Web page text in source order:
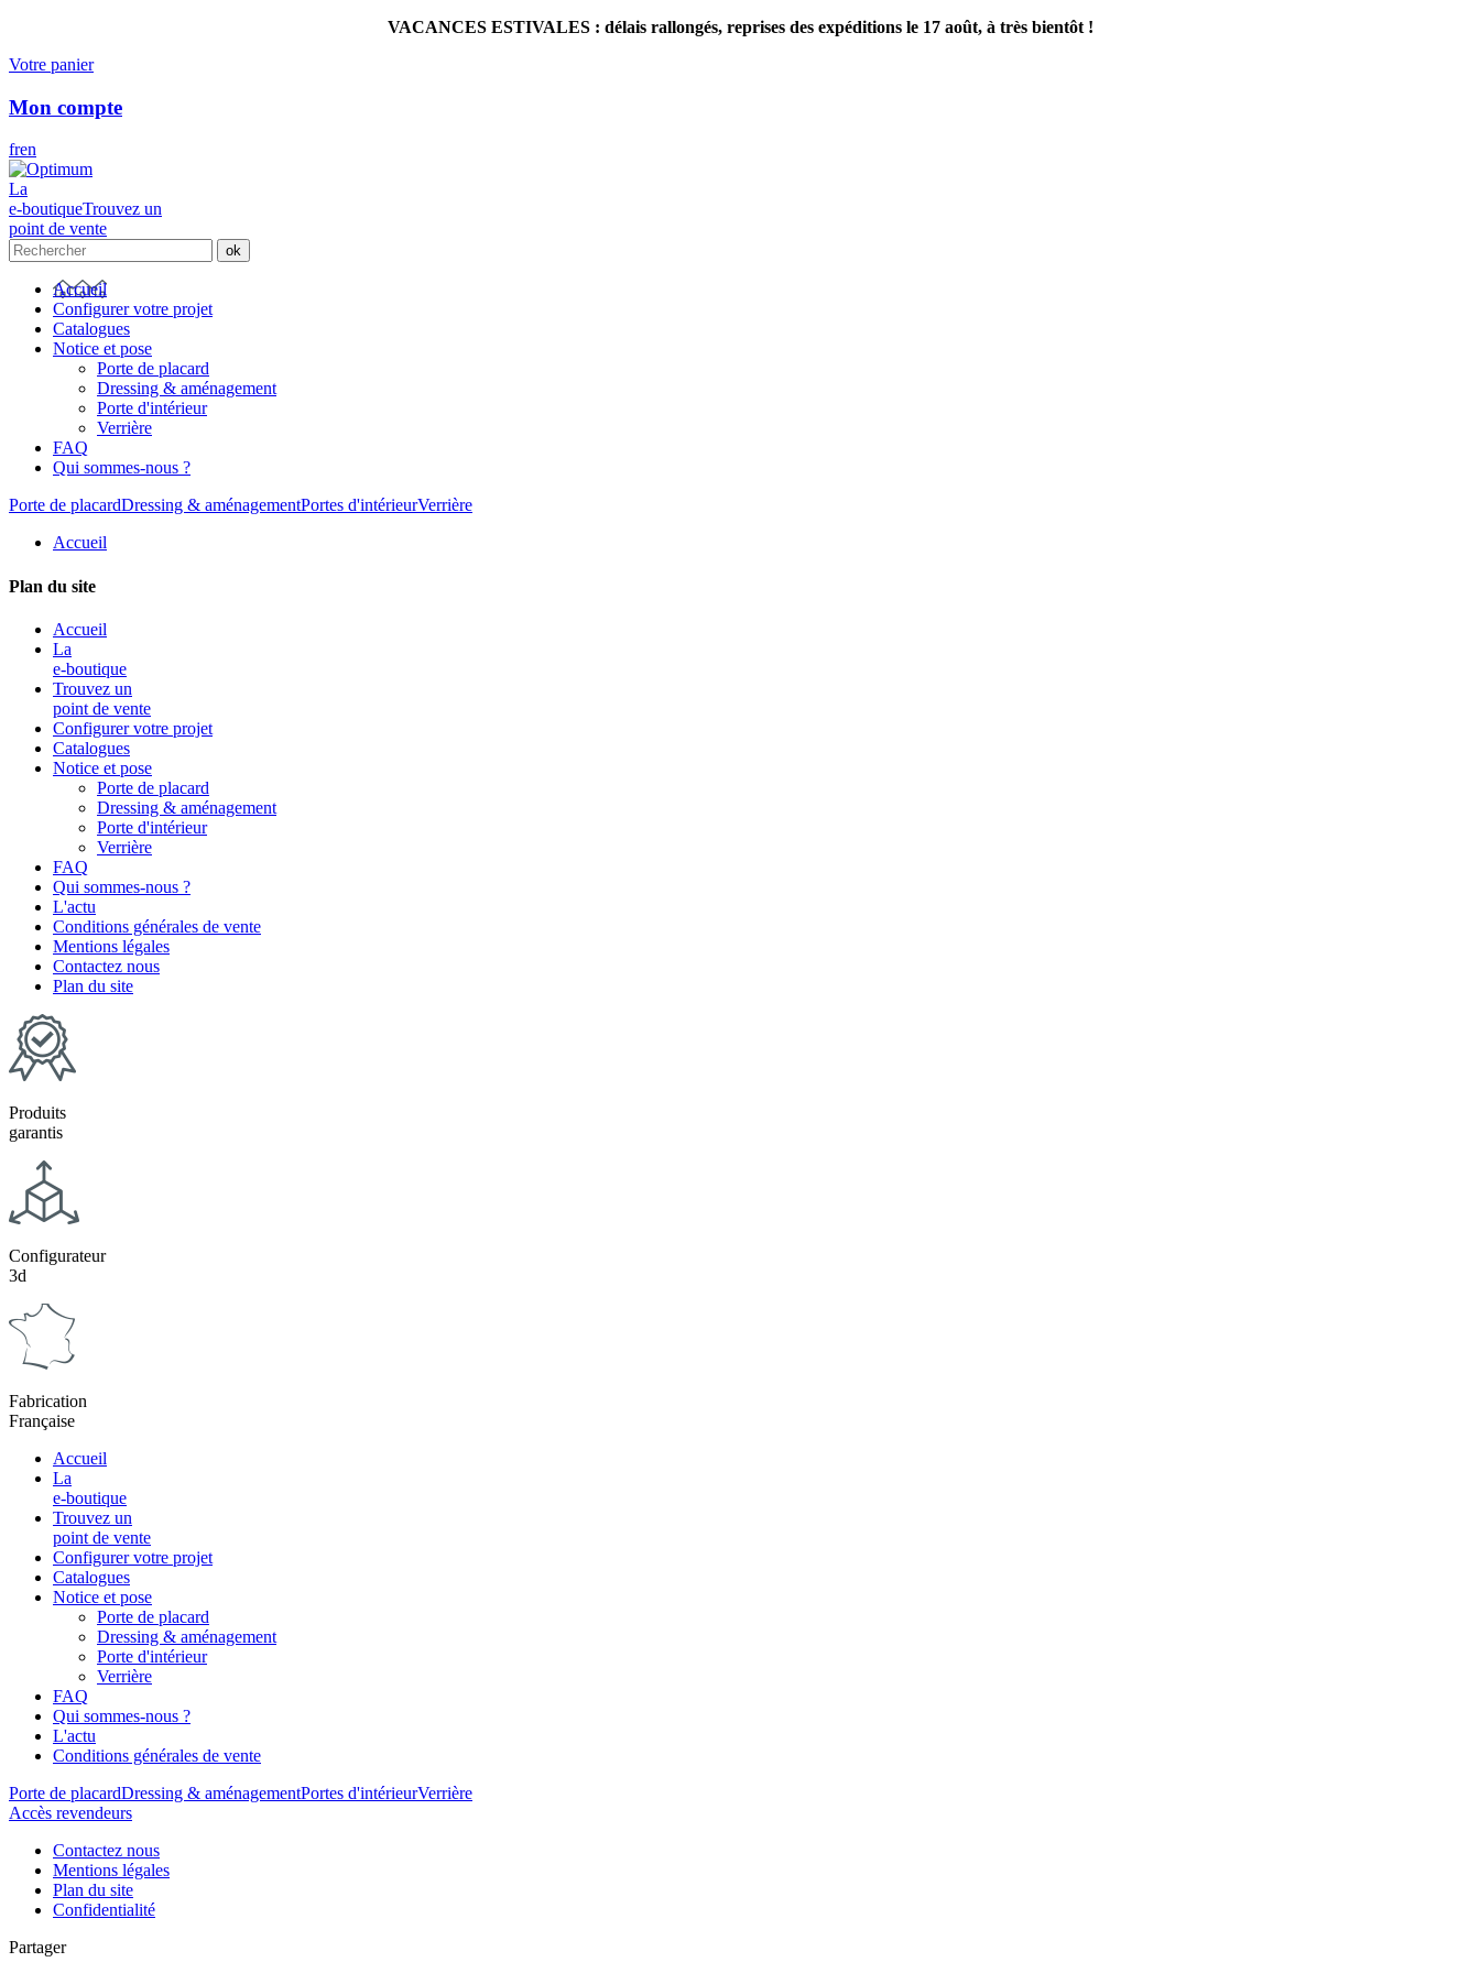
VACANCES ESTIVALES : délais rallongés, reprises des expéditions le 17 août, à très bientôt !
Votre panier
Mon compte
fren
La
e-boutiqueTrouvez un
point de vente
Accueil
Configurer votre projet
Catalogues
Notice et pose
Porte de placard
Dressing & aménagement
Porte d'intérieur
Verrière
FAQ
Qui sommes-nous ?
Porte de placardDressing & aménagementPortes d'intérieurVerrière
Accueil
Plan du site
Accueil
La
e-boutique
Trouvez un
point de vente
Configurer votre projet
Catalogues
Notice et pose
Porte de placard
Dressing & aménagement
Porte d'intérieur
Verrière
FAQ
Qui sommes-nous ?
L'actu
Conditions générales de vente
Mentions légales
Contactez nous
Plan du site
Produits
garantis
Configurateur
3d
Fabrication
Française
Accueil
La
e-boutique
Trouvez un
point de vente
Configurer votre projet
Catalogues
Notice et pose
Porte de placard
Dressing & aménagement
Porte d'intérieur
Verrière
FAQ
Qui sommes-nous ?
L'actu
Conditions générales de vente
Porte de placardDressing & aménagementPortes d'intérieurVerrière
Accès revendeurs
Contactez nous
Mentions légales
Plan du site
Confidentialité
Partager